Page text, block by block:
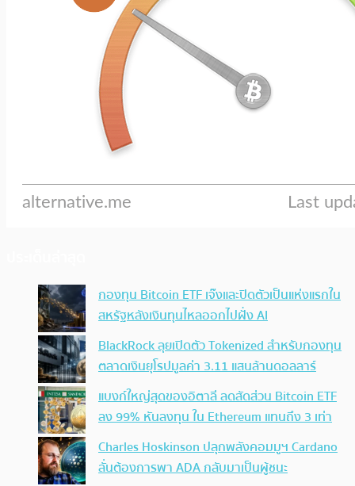
กองทุน Bitcoin ETF เจ๊งและปิดตัวเป็นแห่งแรกใน
สหรัฐหลังเงินทุนไหลออกไปฝั่ง AI
BlackRock ลุยเปิดตัว Tokenized สำหรับกองทุน
ตลาดเงินยุโรปมูลค่า 3.11 แสนล้านดอลลาร์
แบงก์ใหญ่สุดของอิตาลี ลดสัดส่วน Bitcoin ETF
ลง 99% หันลงทุน ใน Ethereum แทนถึง 3 เท่า
Charles Hoskinson ปลุกพลังคอมมูฯ Cardano
ลั่นต้องการพา ADA กลับมาเป็นผู้ชนะ